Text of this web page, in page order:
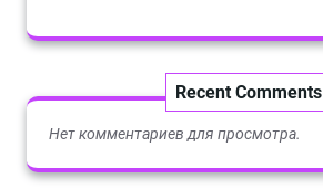
Recent Comments
Нет комментариев для просмотра.